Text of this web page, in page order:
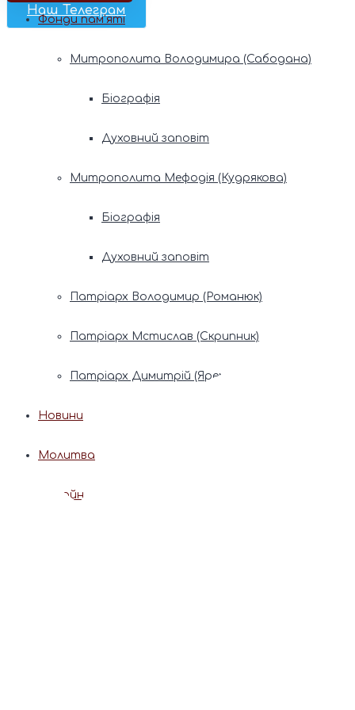
Наш Телеграм
Фонди пам’яті
Митрополита Володимира (Сабодана)
Біографія
Духовний заповіт
Митрополита Мефодія (Кудрякова)
Біографія
Духовний заповіт
Патріарх Володимир (Романюк)
Патріарх Мстислав (Скрипник)
Патріарх Димитрій (Ярема)
Новини
Молитва
Онлайн послуги